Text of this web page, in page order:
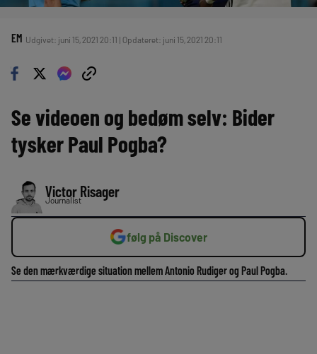
EM Udgivet: juni 15, 2021 20:11 | Opdateret: juni 15, 2021 20:11
Se videoen og bedøm selv: Bider
tysker Paul Pogba?
Victor Risager
Journalist
følg på Discover
Se den mærkværdige situation mellem Antonio Rudiger og Paul Pogba.